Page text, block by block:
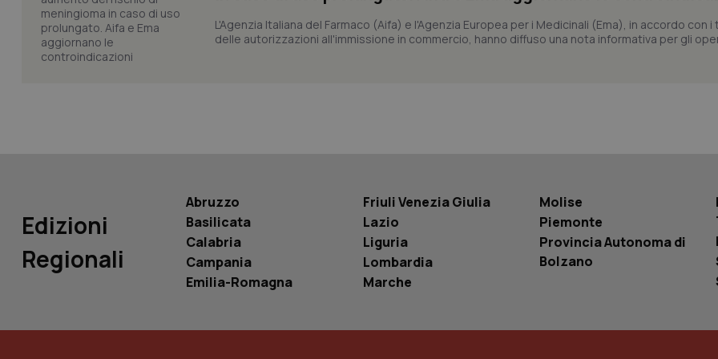
L'Agenzia Italiana del Farmaco (Aifa) e l'Agenzia Europea per i Medicinali (Ema), in accordo con i
delle autorizzazioni all'immissione in commercio, hanno diffuso una nota informativa per gli
Edizioni
Regionali
Abruzzo
Basilicata
Calabria
Campania
Emilia-Romagna
Friuli Venezia Giulia
Lazio
Liguria
Lombardia
Marche
Molise
Piemonte
Provincia Autonoma di
Bolzano
sui cookie dei visitatori. È
correttamente.
Questo cookie è impostato
generato in modo casuale
cliente. È incluso in ogni
sito e utilizzato per calcolare i
sessioni e campagne per i
PHP.net
www.quotidianosanita.it
Sessione
Cookie generato da applicazioni
linguaggio PHP. Si tratta di un
generico utilizzato per
sessione utente. Normalmente è
un utente tra le pagine.